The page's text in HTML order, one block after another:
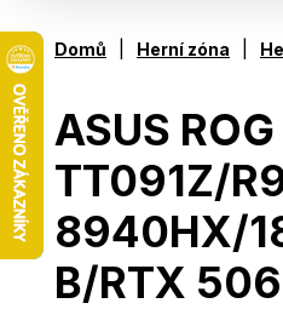
Domů Herní zóna
ASUS
TT091Z/
8940HX/
B/RTX